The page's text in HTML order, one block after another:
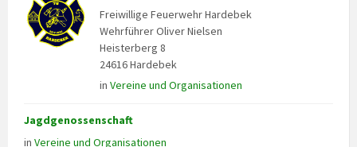
Freiwillige Feuerwehr Hardebek
Wehrführer Oliver Nielsen
Heisterberg 8
24616 Hardebek
in Vereine und Organisationen
Jagdgenossenschaft
in Vereine und Organisationen